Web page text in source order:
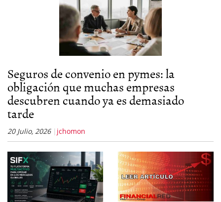
Seguros de convenio en pymes: la
obligación que muchas empresas
descubren cuando ya es demasiado
tarde
20 Julio, 2026 jchomon